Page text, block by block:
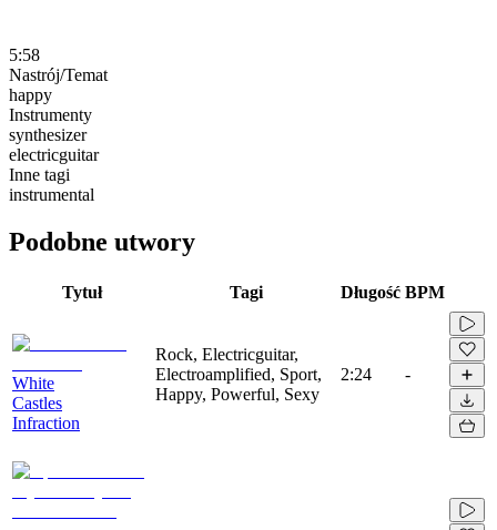
5:58
Nastrój/Temat
happy
Instrumenty
synthesizer
electricguitar
Inne tagi
instrumental
Podobne utwory
Tytuł Tagi Długość BPM
White
Castles
Infraction
Rock, Electricguitar,
Electroamplified, Sport,
Happy, Powerful, Sexy
2:24 -